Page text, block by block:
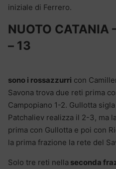
iniziale di Ferrero.
NUOTO CATANIA
– 13
sono i rossazzurri con
Savona trova due reti prima
Campopiano 1-2. Gullotta
Patchaliev realizza il 2-3, ma
prima con Gullotta e poi con
la prima frazione la rete del
Solo tre reti nella seconda